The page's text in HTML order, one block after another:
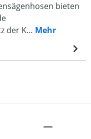
bieten
der K… Mehr